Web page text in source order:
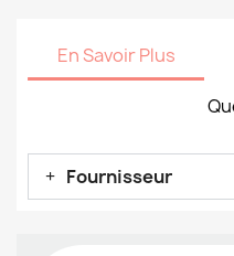
En Savoir Plus
Fournisseur